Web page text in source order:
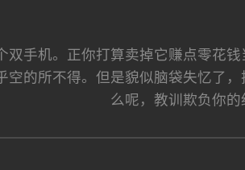
手机。正你打算卖掉它赚点零花
的所不得。但是貌似脑袋失忆了
么呢，教训欺负你的